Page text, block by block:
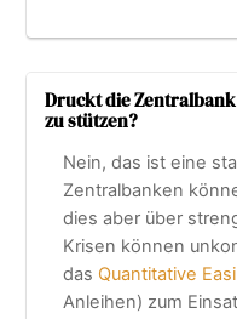
Druckt die
zu stützen?
Nein, das ist eine
Zentralbanken
dies aber über
Krisen können
das Quantitative
Anleihen) zum